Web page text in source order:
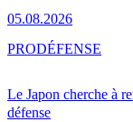
05.08.2026
Le Japon cherche à
défense
PRODÉFENSE